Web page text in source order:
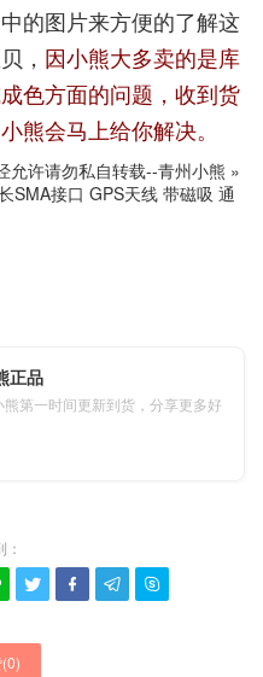
的图片来方便的了解这
， 因小熊大多卖的是库
色方面的问题，收到货
熊会马上给你解决。
允许请勿私自转载--青州小熊 »
SMA接口 GPS天线 带磁吸 通
正品
第一时间更新到货，分享更多好
   
0)